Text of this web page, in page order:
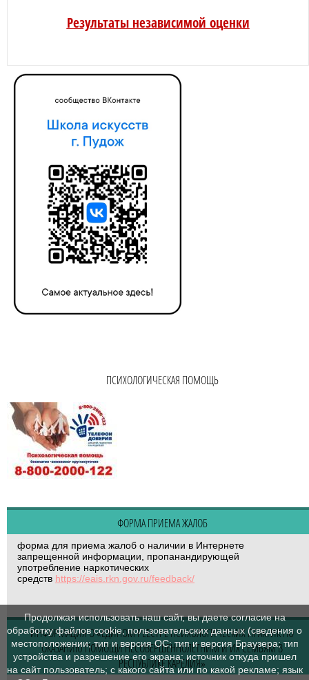
Результаты независимой оценки
ПСИХОЛОГИЧЕСКАЯ ПОМОЩЬ
ФОРМА ПРИЕМА ЖАЛОБ
форма для приема жалоб о наличии в Интернете
запрещенной информации, пропанандирующей
употребление наркотических
средств https://eais.rkn.gov.ru/feedback/
ИНФОРМАЦИЯ О «ЕДИНОМ РЕЕСТРЕ ПСИХОЛОГИЧЕСКИХ ПРАКТИК ПО
ОКАЗАНИЮ ПОМОЩИ НЕСОВЕРШЕННОЛЕТНИМ И ИХ СЕМЬЯМ В
РЕСПУБЛИКЕ КАРЕЛИЯ»
Продолжая использовать наш сайт, вы даете согласие на
обработку файлов cookie, пользовательских данных (сведения о
местоположении; тип и версия ОС; тип и версия Браузера; тип
устройства и разрешение его экрана; источник откуда пришел
на сайт пользователь; с какого сайта или по какой рекламе; язык